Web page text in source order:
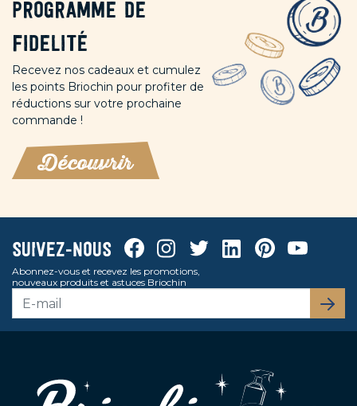
Programme de
fidelité
Recevez nos cadeaux et cumulez
les points Briochin pour profiter de
réductions sur votre prochaine
commande !
Découvrir
Suivez-nous FacebookInstagramTwitterLinkedinPinterestYoutube
Abonnez-vous et recevez les promotions,
nouveaux produits et astuces Briochin